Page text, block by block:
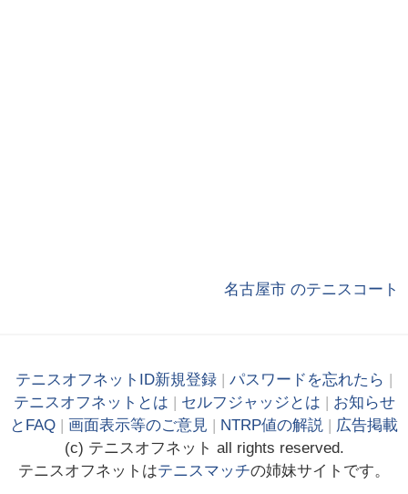
名古屋市 のテニスコート
テニスオフネットID新規登録 | パスワードを忘れたら |
テニスオフネットとは | セルフジャッジとは | お知らせ
とFAQ | 画面表示等のご意見 | NTRP値の解説 | 広告掲載
(c) テニス オフネット all rights reserved.
テニスオフネットはテニスマッチの姉妹サイトです。